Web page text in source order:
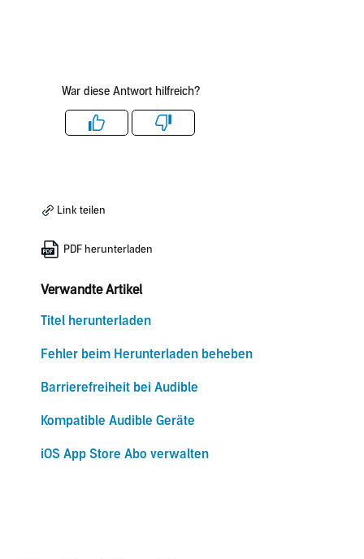
War diese Antwort hilfreich?
Like Dislike
Link teilen
PDF herunterladen
Verwandte Artikel
Titel herunterladen
Fehler beim Herunterladen beheben
Barrierefreiheit bei Audible
Kompatible Audible Geräte
iOS App Store Abo verwalten